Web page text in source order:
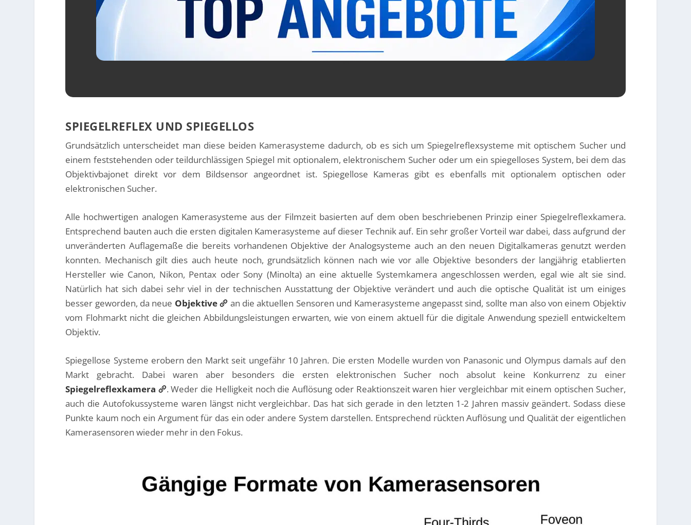
SPIEGELREFLEX UND SPIEGELLOS
Grundsätzlich unterscheidet man diese beiden Kamerasysteme dadurch, ob es sich um Spiegelreflexsysteme mit optischem Sucher und
einem feststehenden oder teildurchlässigen Spiegel mit optionalem, elektronischem Sucher oder um ein spiegelloses System, bei dem das
Objektivbajonet direkt vor dem Bildsensor angeordnet ist. Spiegellose Kameras gibt es ebenfalls mit optionalem optischen oder
elektronischen Sucher.
Alle hochwertigen analogen Kamerasysteme aus der Filmzeit basierten auf dem oben beschriebenen Prinzip einer Spiegelreflexkamera.
Entsprechend bauten auch die ersten digitalen Kamerasysteme auf dieser Technik auf. Ein sehr großer Vorteil war dabei, dass aufgrund der
unveränderten Auflagemaße die bereits vorhandenen Objektive der Analogsysteme auch an den neuen Digitalkameras genutzt werden
konnten. Mechanisch gilt dies auch heute noch, grundsätzlich können nach wie vor alle Objektive besonders der langjährig etablierten
Hersteller wie Canon, Nikon, Pentax oder Sony (Minolta) an eine aktuelle Systemkamera angeschlossen werden, egal wie alt sie sind.
Natürlich hat sich dabei sehr viel in der technischen Ausstattung der Objektive verändert und auch die optische Qualität ist um einiges
besser geworden, da neue Objektive
an die aktuellen Sensoren und Kamerasysteme angepasst sind, sollte man also von einem Objektiv
vom Flohmarkt nicht die gleichen Abbildungsleistungen erwarten, wie von einem aktuell für die digitale Anwendung speziell entwickeltem
Objektiv.
Spiegellose Systeme erobern den Markt seit ungefähr 10 Jahren. Die ersten Modelle wurden von Panasonic und Olympus damals auf den
Markt gebracht. Dabei waren aber besonders die ersten elektronischen Sucher noch absolut keine Konkurrenz zu einer
Spiegelreflexkamera
. Weder die Helligkeit noch die Auflösung oder Reaktionszeit waren hier vergleichbar mit einem optischen Sucher,
auch die Autofokussysteme waren längst nicht vergleichbar. Das hat sich gerade in den letzten 1-2 Jahren massiv geändert. Sodass diese
Punkte kaum noch ein Argument für das ein oder andere System darstellen. Entsprechend rückten Auflösung und Qualität der eigentlichen
Kamerasensoren wieder mehr in den Fokus.